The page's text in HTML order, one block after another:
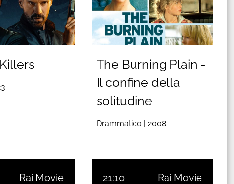
The Burning Plain -
Il confine della
solitudine
Drammatico | 2008
Rai Movie 21:10 Rai Movie